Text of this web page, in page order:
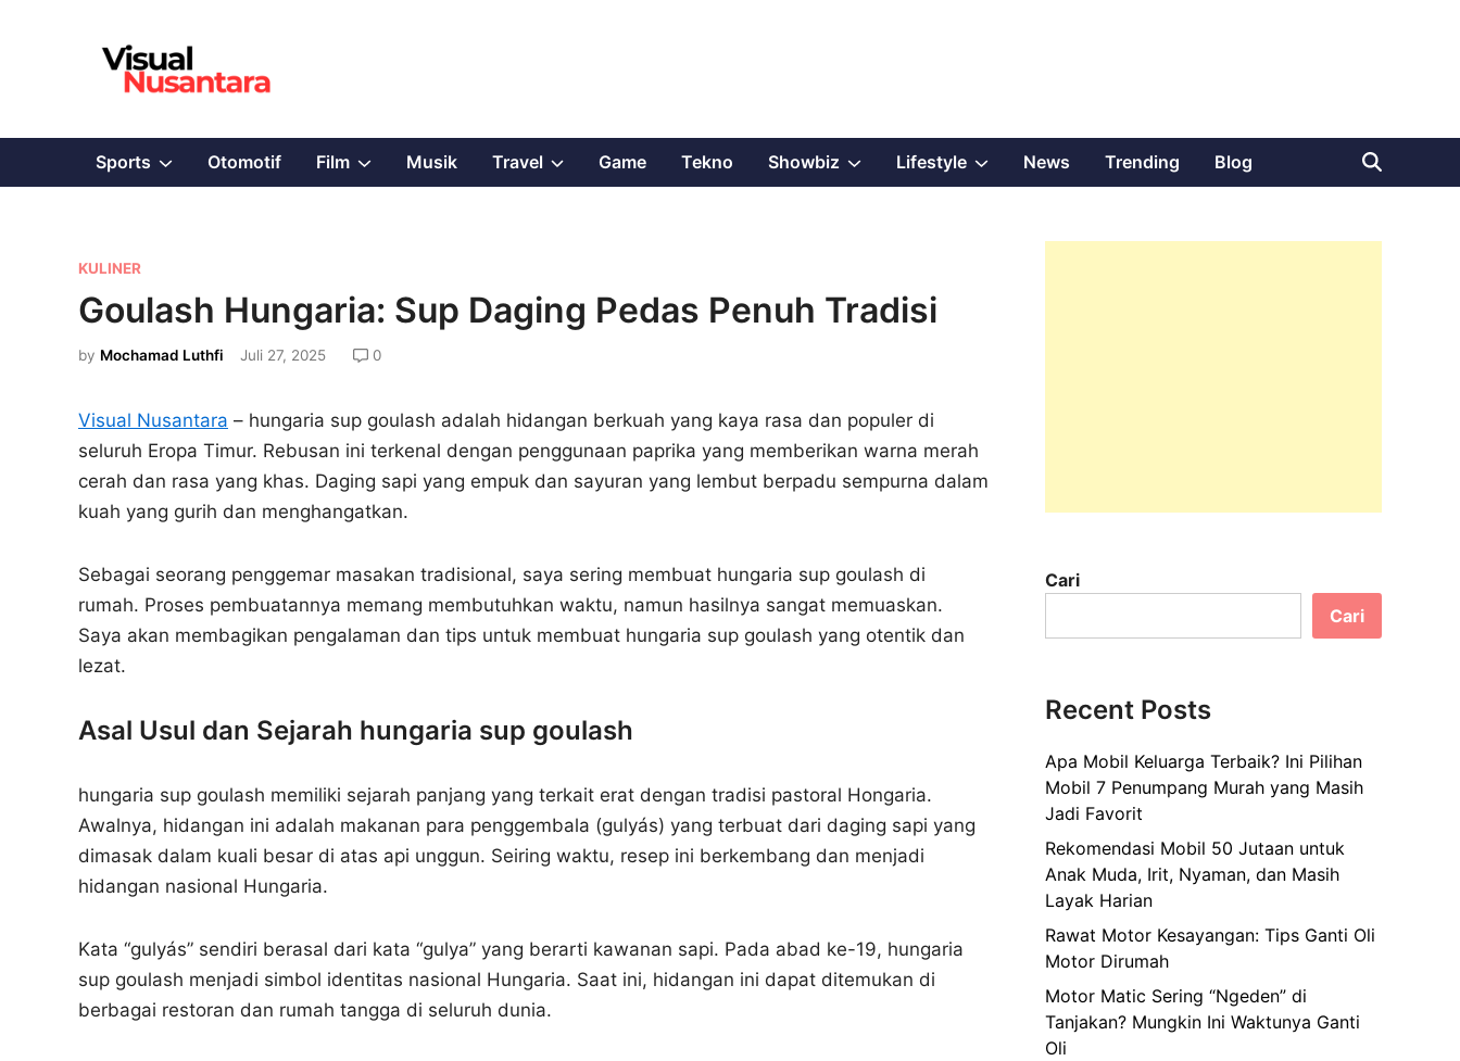
Sports ShowOtomotif Film ShowMusik Travel ShowGame Tekno Showbiz ShowLifestyle ShowNews Trending Blog
P
o
s
t
d
i
n
KULINER
Goulash Hungaria: Sup Daging Pedas Penuh Tradisi
by Mochamad Luthfi Juli 27, 2025 0
Visual Nusantara – hungaria sup goulash adalah hidangan berkuah yang kaya rasa dan populer di
seluruh Eropa Timur. Rebusan ini terkenal dengan penggunaan paprika yang memberikan warna merah
cerah dan rasa yang khas. Daging sapi yang empuk dan sayuran yang lembut berpadu sempurna dalam
kuah yang gurih dan menghangatkan.
Sebagai seorang penggemar masakan tradisional, saya sering membuat hungaria sup goulash di
rumah. Proses pembuatannya memang membutuhkan waktu, namun hasilnya sangat memuaskan.
Saya akan membagikan pengalaman dan tips untuk membuat hungaria sup goulash yang otentik dan
lezat.
Asal Usul dan Sejarah hungaria sup goulash
hungaria sup goulash memiliki sejarah panjang yang terkait erat dengan tradisi pastoral Hongaria.
Awalnya, hidangan ini adalah makanan para penggembala (gulyás) yang terbuat dari daging sapi yang
dimasak dalam kuali besar di atas api unggun. Seiring waktu, resep ini berkembang dan menjadi
hidangan nasional Hungaria.
Kata “gulyás” sendiri berasal dari kata “gulya” yang berarti kawanan sapi. Pada abad ke-19, hungaria
sup goulash menjadi simbol identitas nasional Hungaria. Saat ini, hidangan ini dapat ditemukan di
berbagai restoran dan rumah tangga di seluruh dunia.
Cari
Cari
Recent Posts
Apa Mobil Keluarga Terbaik? Ini Pilihan
Mobil 7 Penumpang Murah yang Masih
Jadi Favorit
Rekomendasi Mobil 50 Jutaan untuk
Anak Muda, Irit, Nyaman, dan Masih
Layak Harian
Rawat Motor Kesayangan: Tips Ganti Oli
Motor Dirumah
Motor Matic Sering “Ngeden” di
Tanjakan? Mungkin Ini Waktunya Ganti
Oli